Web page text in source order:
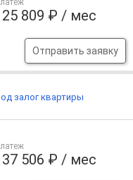
809 ₽ / мес
Отправить заявку
506 ₽ / мес
залог квартиры